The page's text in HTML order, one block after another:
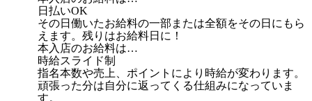
日払いOK
その日働いたお給料の一部または全額をその日にもら
えます。残りはお給料日に！
本入店のお給料は…
時給スライド制
指名本数や売上、ポイントにより時給が変わります。
頑張った分は自分に返ってくる仕組みになっていま
す。